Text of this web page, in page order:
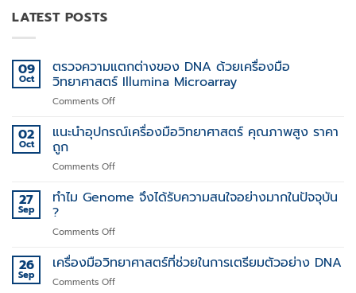
LATEST POSTS
09
Oct
ตรวจความแตกต่างของ DNA ด้วยเครื่องมือ
วิทยาศาสตร์ Illumina Microarray
Comments Offon
ความ
ของ
ด้วย
Microarray
02
Oct
แนะนำอุปกรณ์เครื่องมือวิทยาศาสตร์ คุณภาพสูง ราคา
ถูก
Comments Offon
อุปกรณ์
วิทยาศาสตร์
สูง
27
Sep
ทำไม Genome จึงได้รับความสนใจอย่างมากในปัจจุบัน
?
Comments Offon
Genome
ได้
26
Sep
เครื่องมือวิทยาศาสตร์ที่ช่วยในการเตรียมตัวอย่าง DNA
Comments Offon